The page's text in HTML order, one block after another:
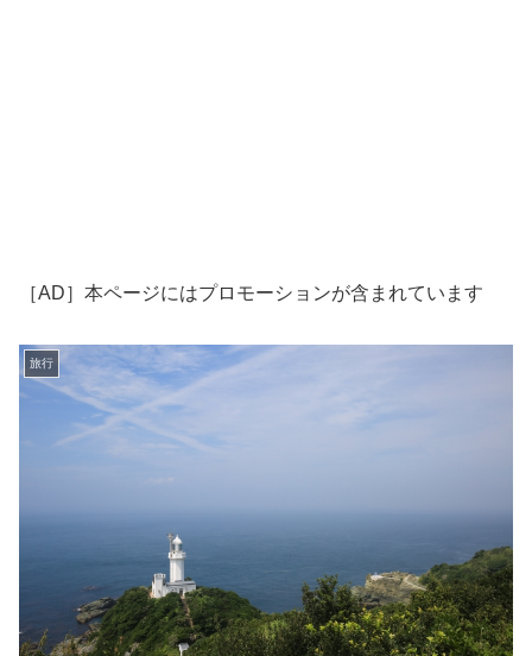
［AD］本ページにはプロモーションが含まれています
旅行